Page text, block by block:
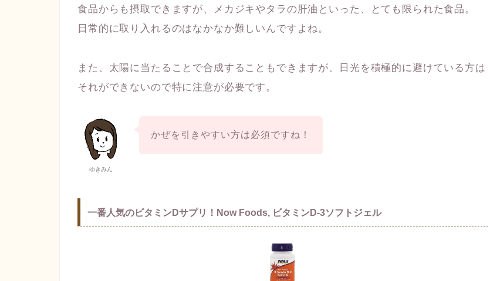
食品からも摂取できますが、メカジキやタラの肝油といった、とても限られた食品。
日常的に取り入れるのはなかなか難しいんですよね。
また、太陽に当たることで合成することもできますが、日光を積極的に避けている方は
それができないので特に注意が必要です。
ゆきみん
かぜを引きやすい方は必須ですね！
一番人気のビタミンDサプリ！Now Foods, ビタミンD-3ソフトジェル